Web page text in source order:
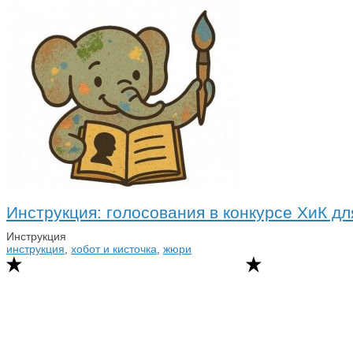
Инструкция: голосования в конкурсе ХиК
Инструкция
инструкция, хобот и кисточка, жюри